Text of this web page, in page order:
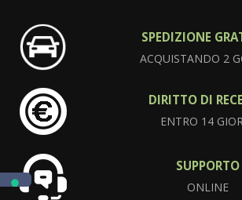
SPEDIZIONE
ACQUISTANDO 2
DIRITTO DI
ENTRO 14
SUPPORTO
ONLINE